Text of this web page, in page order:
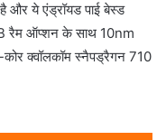
और ये एंड्रॉयड पाई बेस्ड
रैम ऑप्शन के साथ 10nm
क्वॉलकॉम स्नैपड्रैगन 710